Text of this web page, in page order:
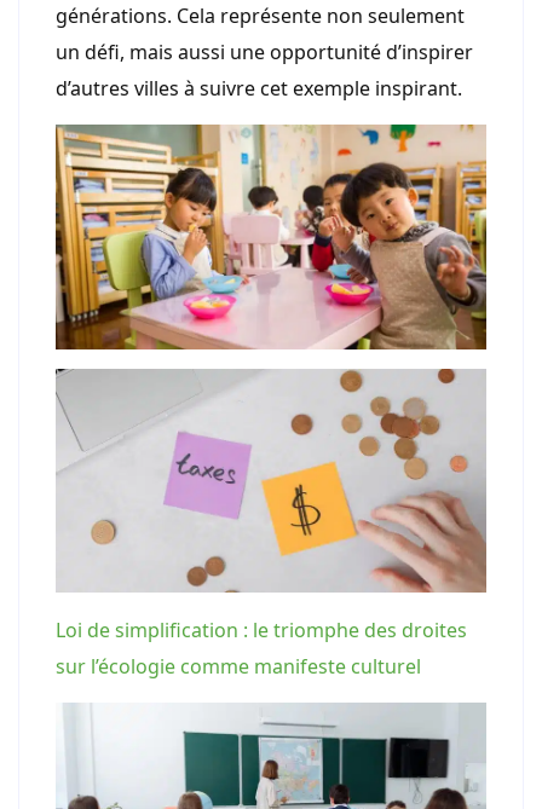
générations. Cela représente non seulement
un défi, mais aussi une opportunité d’inspirer
d’autres villes à suivre cet exemple inspirant.
Loi de simplification : le triomphe des droites
sur l’écologie comme manifeste culturel